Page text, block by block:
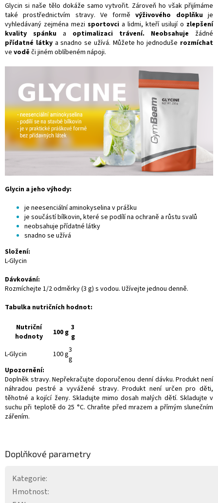
Glycin si naše tělo dokáže samo vytvořit. Zároveň ho však přijímáme
také prostřednictvím stravy. Ve forměvýživového doplňkuje
vyhledávaný zejména mezi sportovci a lidmi, kteří usilují o zlepšení
kvality spánku a optimalizaci trávení. Neobsahuje žádné
přídatné látkya snadno se užívá. Můžete ho jednoduše rozmíchat
ve vodě či jiném oblíbeném nápoji.
Glycin a jeho výhody:
je neesenciální aminokyselina v prášku
je součástí bílkovin, které se podílí na ochraně a růstu svalů
neobsahuje přídatné látky
snadno se užívá
Složení:
L-Glycin
Dávkování:
Rozmíchejte 1/2 odměrky (3 g) s vodou. Užívejte jednou denně.
Tabulka nutričních hodnot:
Nutriční
hodnoty
100 g 3
g
L-Glycin
100 g3
g
Upozornění:
Doplněk stravy. Nepřekračujte doporučenou denní dávku. Produkt není
náhradou pestré a vyvážené stravy. Produkt není určen pro děti,
těhotné a kojící ženy. Skladujte mimo dosah malých dětí. Skladujte v
suchu při teplotě do 25 °C. Chraňte před mrazem a přímým slunečním
zářením.
Doplňkové parametry
Kategorie:
Hmotnost: